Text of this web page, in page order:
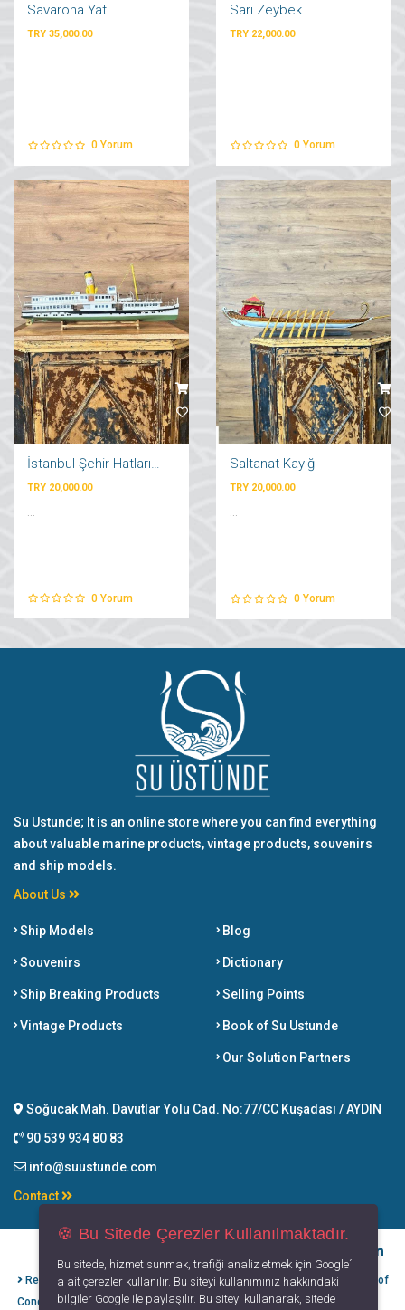
Savarona Yatı
TRY 35,000.00
...
0 Yorum
Sarı Zeybek
TRY 22,000.00
...
0 Yorum
TRY 20,000.00
0 Yorum
Saltanat Kayığı
TRY 20,000.00
...
0 Yorum
Su Ustunde; It is an online store where you can find everything
about valuable marine products, vintage products, souvenirs
and ship models.
About Us
Ship Models
Souvenirs
Ship Breaking Products
Vintage Products
Blog
Dictionary
Selling Points
Book of Su Ustunde
Our Solution Partners
Soğucak Mah. Davutlar Yolu Cad. No:77/CC Kuşadası / AYDIN
90 539 934 80 83
info@suustunde.com
Contact
Refund Cancellation
Conditions
Protection of
Personal Data
Privacy
Principles
Terms of
Use
🍪 Bu Sitede Çerezler Kullanılmaktadır.
Bu sitede, hizmet sunmak, trafiği analiz etmek için Google´
a ait çerezler kullanılır. Bu siteyi kullanımınız hakkındaki
bilgiler Google ile paylaşılır. Bu siteyi kullanarak, sitede